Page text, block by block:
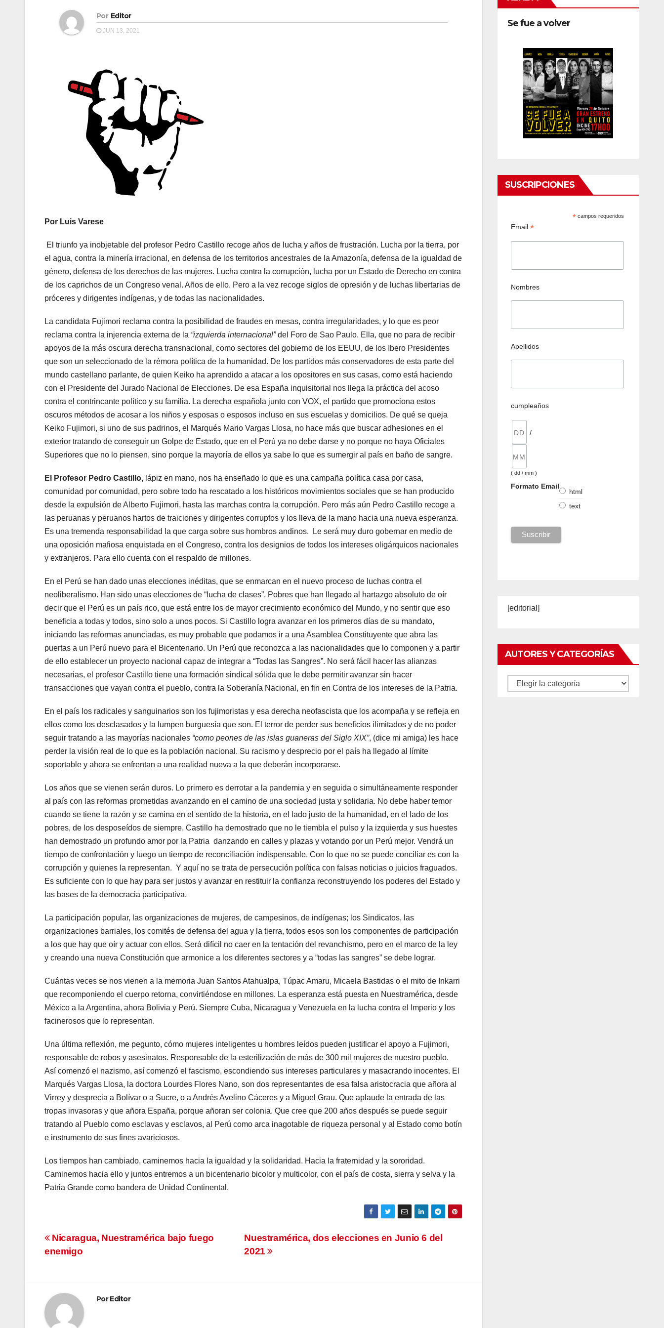
Por Editor
JUN 13, 2021
Por Luis Varese
El triunfo ya inobjetable del profesor Pedro Castillo recoge años de lucha y años de frustración. Lucha por la tierra, por
el agua, contra la minería irracional, en defensa de los territorios ancestrales de la Amazonía, defensa de la igualdad de
género, defensa de los derechos de las mujeres. Lucha contra la corrupción, lucha por un Estado de Derecho en contra
de los caprichos de un Congreso venal. Años de ello. Pero a la vez recoge siglos de opresión y de luchas libertarias de
próceres y dirigentes indígenas, y de todas las nacionalidades.
La candidata Fujimori reclama contra la posibilidad de fraudes en mesas, contra irregularidades, y lo que es peor
reclama contra la injerencia externa de la “izquierda internacional”del Foro de Sao Paulo. Ella, que no para de recibir
apoyos de la más oscura derecha transnacional, como sectores del gobierno de los EEUU, de los Ibero Presidentes
que son un seleccionado de la rémora política de la humanidad. De los partidos más conservadores de esta parte del
mundo castellano parlante, de quien Keiko ha aprendido a atacar a los opositores en sus casas, como está haciendo
con el Presidente del Jurado Nacional de Elecciones. De esa España inquisitorial nos llega la práctica del acoso
contra el contrincante político y su familia. La derecha española junto con VOX, el partido que promociona estos
oscuros métodos de acosar a los niños y esposas o esposos incluso en sus escuelas y domicilios. De qué se queja
Keiko Fujimori, si uno de sus padrinos, el Marqués Mario Vargas Llosa, no hace más que buscar adhesiones en el
exterior tratando de conseguir un Golpe de Estado, que en el Perú ya no debe darse y no porque no haya Oficiales
Superiores que no lo piensen, sino porque la mayoría de ellos ya sabe lo que es sumergir al país en baño de sangre.
El Profesor Pedro Castillo, lápiz en mano, nos ha enseñado lo que es una campaña política casa por casa,
comunidad por comunidad, pero sobre todo ha rescatado a los históricos movimientos sociales que se han producido
desde la expulsión de Alberto Fujimori, hasta las marchas contra la corrupción. Pero más aún Pedro Castillo recoge a
las peruanas y peruanos hartos de traiciones y dirigentes corruptos y los lleva de la mano hacia una nueva esperanza.
Es una tremenda responsabilidad la que carga sobre sus hombros andinos. Le será muy duro gobernar en medio de
una oposición mafiosa enquistada en el Congreso, contra los designios de todos los intereses oligárquicos nacionales
y extranjeros. Para ello cuenta con el respaldo de millones.
En el Perú se han dado unas elecciones inéditas, que se enmarcan en el nuevo proceso de luchas contra el
neoliberalismo. Han sido unas elecciones de “lucha de clases”. Pobres que han llegado al hartazgo absoluto de oír
decir que el Perú es un país rico, que está entre los de mayor crecimiento económico del Mundo, y no sentir que eso
beneficia a todas y todos, sino solo a unos pocos. Si Castillo logra avanzar en los primeros días de su mandato,
iniciando las reformas anunciadas, es muy probable que podamos ir a una Asamblea Constituyente que abra las
puertas a un Perú nuevo para el Bicentenario. Un Perú que reconozca a las nacionalidades que lo componen y a partir
de ello establecer un proyecto nacional capaz de integrar a “Todas las Sangres”. No será fácil hacer las alianzas
necesarias, el profesor Castillo tiene una formación sindical sólida que le debe permitir avanzar sin hacer
transacciones que vayan contra el pueblo, contra la Soberanía Nacional, en fin en Contra de los intereses de la Patria.
En el país los radicales y sanguinarios son los fujimoristas y esa derecha neofascista que los acompaña y se refleja en
ellos como los desclasados y la lumpen burguesía que son. El terror de perder sus beneficios ilimitados y de no poder
seguir tratando a las mayorías nacionales “como peones de las islas guaneras del Siglo XIX”, (dice mi amiga) les hace
perder la visión real de lo que es la población nacional. Su racismo y desprecio por el país ha llegado al límite
soportable y ahora se enfrentan a una realidad nueva a la que deberán incorporarse.
Los años que se vienen serán duros. Lo primero es derrotar a la pandemia y en seguida o simultáneamente responder
al país con las reformas prometidas avanzando en el camino de una sociedad justa y solidaria. No debe haber temor
cuando se tiene la razón y se camina en el sentido de la historia, en el lado justo de la humanidad, en el lado de los
pobres, de los desposeídos de siempre. Castillo ha demostrado que no le tiembla el pulso y la izquierda y sus huestes
han demostrado un profundo amor por la Patria danzando en calles y plazas y votando por un Perú mejor. Vendrá un
tiempo de confrontación y luego un tiempo de reconciliación indispensable. Con lo que no se puede conciliar es con la
corrupción y quienes la representan. Y aquí no se trata de persecución política con falsas noticias o juicios fraguados.
Es suficiente con lo que hay para ser justos y avanzar en restituir la confianza reconstruyendo los poderes del Estado y
las bases de la democracia participativa.
La participación popular, las organizaciones de mujeres, de campesinos, de indígenas; los Sindicatos, las
organizaciones barriales, los comités de defensa del agua y la tierra, todos esos son los componentes de participación
a los que hay que oír y actuar con ellos. Será difícil no caer en la tentación del revanchismo, pero en el marco de la ley
y creando una nueva Constitución que armonice a los diferentes sectores y a “todas las sangres” se debe lograr.
Cuántas veces se nos vienen a la memoria Juan Santos Atahualpa, Túpac Amaru, Micaela Bastidas o el mito de Inkarri
que recomponiendo el cuerpo retorna, convirtiéndose en millones. La esperanza está puesta en Nuestramérica, desde
México a la Argentina, ahora Bolivia y Perú. Siempre Cuba, Nicaragua y Venezuela en la lucha contra el Imperio y los
facinerosos que lo representan.
Una última reflexión, me pegunto, cómo mujeres inteligentes u hombres leídos pueden justificar el apoyo a Fujimori,
responsable de robos y asesinatos. Responsable de la esterilización de más de 300 mil mujeres de nuestro pueblo.
Así comenzó el nazismo, así comenzó el fascismo, escondiendo sus intereses particulares y masacrando inocentes. El
Marqués Vargas Llosa, la doctora Lourdes Flores Nano, son dos representantes de esa falsa aristocracia que añora al
Virrey y desprecia a Bolívar o a Sucre, o a Andrés Avelino Cáceres y a Miguel Grau. Que aplaude la entrada de las
tropas invasoras y que añora España, porque añoran ser colonia. Que cree que 200 años después se puede seguir
tratando al Pueblo como esclavas y esclavos, al Perú como arca inagotable de riqueza personal y al Estado como botín
e instrumento de sus fines avariciosos.
Los tiempos han cambiado, caminemos hacia la igualdad y la solidaridad. Hacia la fraternidad y la sororidad.
Caminemos hacia ello y juntos entremos a un bicentenario bicolor y multicolor, con el país de costa, sierra y selva y la
Patria Grande como bandera de Unidad Continental.
Navegación
de
Nuestramérica, dos elecciones en Junio 6 del
2021
Nicaragua, Nuestramérica bajo fuego
enemigo
PorEditor
Se fue a volver
SUSCRIPCIONES
* campos requeridos
Email *
Nombres
Apellidos
cumpleaños
/
( dd / mm )
Formato Email
html
text
[editorial]
AUTORES Y CATEGORÍAS
Autores